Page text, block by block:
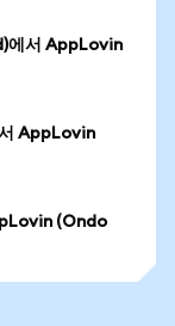
에서 AppLovin
AppLovin
(Ondo